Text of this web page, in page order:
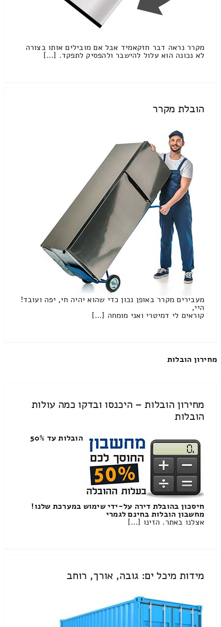
מקרר נראה דבר חזקאמיד אבל אם מובילים אותו בצורה
לא נכונה הוא עלול להישבר ולהפסיק לתפקד. […]
הובלת מקרר
מעבירים מקרר באופן נכון כדי שהוא יהיה חי, יפה ועובד!
היי,
קוראים לי דמיטרי ואני מומחה […]
מחירון הובלות
מחירון הובלות – היכנסו ובדקו כמה עולות
הובלות
הובלות עד 50%
חיסכון בהובלת דירה על-ידי שימוש במערכת שלנו!
מחשבון הובלות בחינם לגמרי
אצלנו באתר. הזינו […]
מידות מיכל ים: גובה, אורך, רוחב